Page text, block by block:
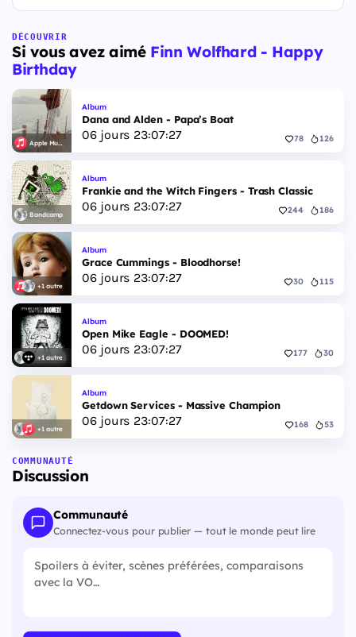
DÉCOUVRIR
Si vous avez aimé Finn Wolfhard - Happy
Birthday
Apple Music
Album
Dana and Alden - Papa’s Boat
06jours 23:07:27 78 126
Bandcamp
Album
Frankie and the Witch Fingers - Trash Classic
06jours 23:07:27 244 186
+1 autre
Album
Grace Cummings - Bloodhorse!
06jours 23:07:27 30 115
+1 autre
Album
Open Mike Eagle - DOOMED!
06jours 23:07:27 177 30
+1 autre
Album
Getdown Services - Massive Champion
06jours 23:07:27 168 53
COMMUNAUTÉ
Discussion
Communauté
Connectez-vous pour publier — tout le monde peut lire